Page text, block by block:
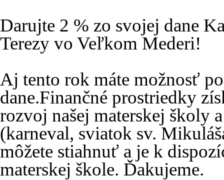
Darujte 2 % zo svojej dane
Terezy vo Veľkom Mederi!
Aj tento rok máte možnosť
dane.Finančné prostriedky
rozvoj našej materskej školy
(karneval, sviatok sv.
môžete stiahnuť a je k
materskej škole. Ďakujeme.